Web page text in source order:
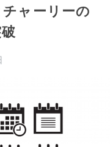
ャーリーの